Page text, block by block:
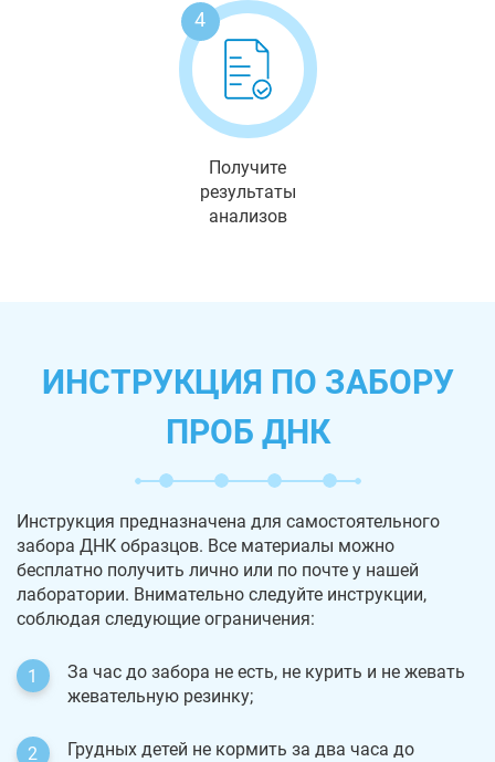
4
Получите
результаты
анализов
ИНСТРУКЦИЯ ПО ЗАБОРУ
ПРОБ ДНК
Инструкция предназначена для самостоятельного
забора ДНК образцов. Все материалы можно
бесплатно получить лично или по почте у нашей
лаборатории. Внимательно следуйте инструкции,
соблюдая следующие ограничения:
За час до забора не есть, не курить и не жевать
жевательную резинку;
Грудных детей не кормить за два часа до